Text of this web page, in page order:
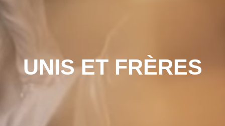
UNIS ET FRÈRES